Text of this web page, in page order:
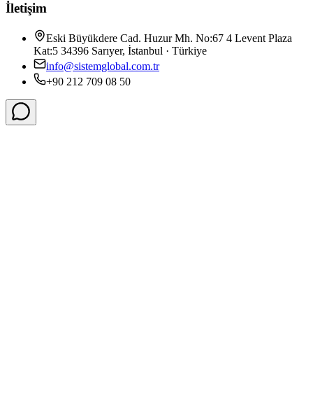
İletişim
Eski Büyükdere Cad. Huzur Mh. No:67 4 Levent Plaza
Kat:5 34396 Sarıyer, İstanbul · Türkiye
info@sistemglobal.com.tr
+90 212 709 08 50